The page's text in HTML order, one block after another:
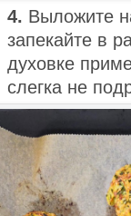
4. Выложите
запекайте в
духовке
слегка не